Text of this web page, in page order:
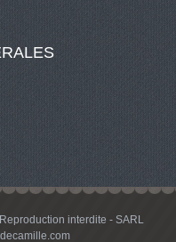
interdite - SARL